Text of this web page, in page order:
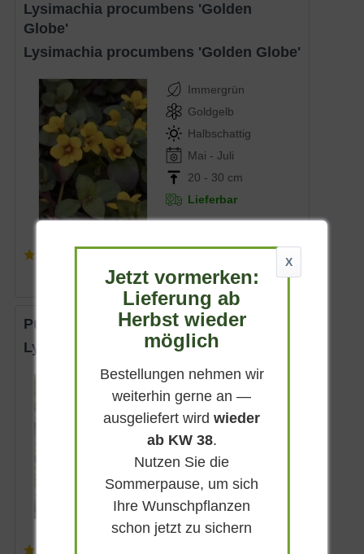
Lysimachia procumbens 'Golden
Globe'
Lysimachia procumbens 'Golden Globe'
Immergrün
Goldgelb
Halbschattig
Mai - Juli
20 - 30 cm
Lieferbar
4,95 € *
Purpurblühender Felberich
Lysimachia atropurpurea
Dunkelpurpur
Lieferbar
X
Jetzt vormerken:
Lieferung ab
Herbst wieder
möglich
Bestellungen nehmen wir
weiterhin gerne an —
ausgeliefert wirdwieder
ab KW 38.
Nutzen Sie die
Sommerpause, um sich
Ihre Wunschpflanzen
schon jetzt zu sichern